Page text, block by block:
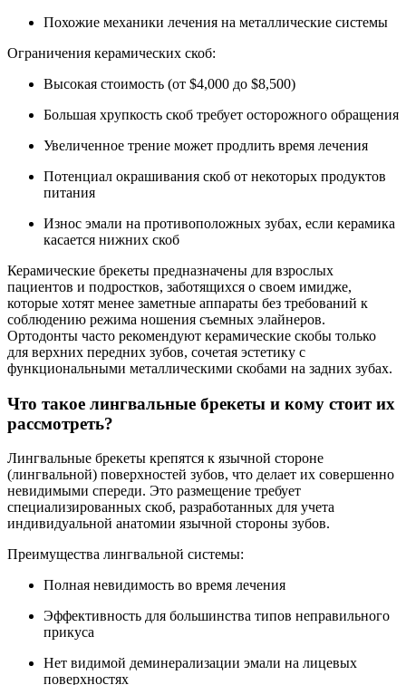
Похожие механики лечения на металлические системы
Ограничения керамических скоб:
Высокая стоимость (от $4,000 до $8,500)
Большая хрупкость скоб требует осторожного обращения
Увеличенное трение может продлить время лечения
Потенциал окрашивания скоб от некоторых продуктов
питания
Износ эмали на противоположных зубах, если керамика
касается нижних скоб
Керамические брекеты предназначены для взрослых
пациентов и подростков, заботящихся о своем имидже,
которые хотят менее заметные аппараты без требований к
соблюдению режима ношения съемных элайнеров.
Ортодонты часто рекомендуют керамические скобы только
для верхних передних зубов, сочетая эстетику с
функциональными металлическими скобами на задних зубах.
Что такое лингвальные брекеты и кому стоит их
рассмотреть?
Лингвальные брекеты крепятся к язычной стороне
(лингвальной) поверхностей зубов, что делает их совершенно
невидимыми спереди. Это размещение требует
специализированных скоб, разработанных для учета
индивидуальной анатомии язычной стороны зубов.
Преимущества лингвальной системы:
Полная невидимость во время лечения
Эффективность для большинства типов неправильного
прикуса
Нет видимой деминерализации эмали на лицевых
поверхностях